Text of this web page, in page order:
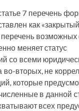
7 перечень
как «закрытый
меняет статус
со всеми
во-вторых, не
которые
в данной
всех